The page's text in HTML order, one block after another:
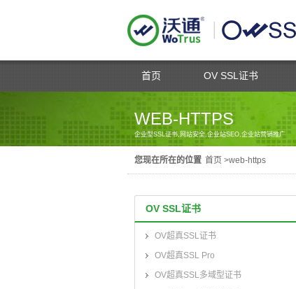
首页 OV SSL证书
WEB-HTTPS
企业型SSL证书,网站安全,企业站SEO,企业站营销推广
您现在所在的位置 首页 >web-https
OV SSL证书
OV超真SSL证书
OV超真SSL Pro
OV超真SSL多域型证书